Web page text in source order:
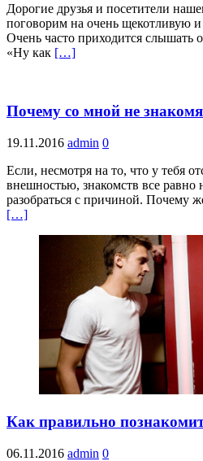
Дорогие друзья и посетители
поговорим на очень щекотливую
Очень часто приходится слышать
«Ну как […]
Почему со мной не
19.11.2016 admin 0
Если, несмотря на то, что у тебя
внешностью, знакомств все равно
разобраться с причиной. Почему
[…]
Как правильно
06.11.2016 admin 0